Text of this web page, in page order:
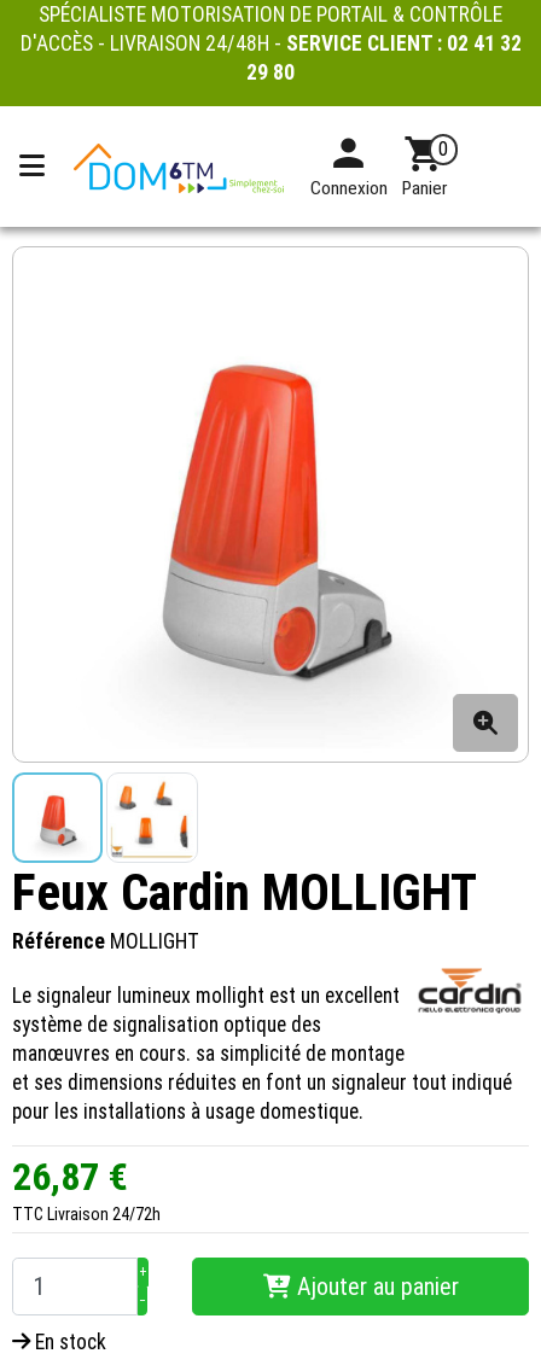
SPÉCIALISTE MOTORISATION DE PORTAIL & CONTRÔLE
D'ACCÈS - LIVRAISON 24/48H - SERVICE CLIENT : 02 41 32
29 80
Connexion
0
Panier
Feux Cardin MOLLIGHT
Référence MOLLIGHT
Le signaleur lumineux mollight est un excellent
système de signalisation optique des
manœuvres en cours. sa simplicité de montage
et ses dimensions réduites en font un signaleur tout indiqué
pour les installations à usage domestique.
26,87 €
TTC Livraison 24/72h
+
−
Ajouter au panier
En stock